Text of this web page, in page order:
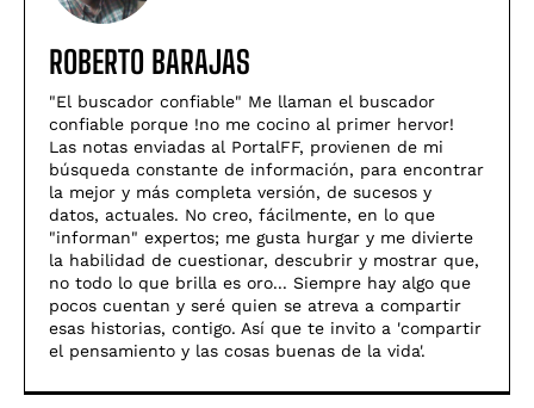
ROBERTO BARAJAS
"El buscador confiable" Me llaman el buscador
confiable porque !no me cocino al primer hervor!
Las notas enviadas al PortalFF, provienen de mi
búsqueda constante de información, para encontrar
la mejor y más completa versión, de sucesos y
datos, actuales. No creo, fácilmente, en lo que
"informan" expertos; me gusta hurgar y me divierte
la habilidad de cuestionar, descubrir y mostrar que,
no todo lo que brilla es oro... Siempre hay algo que
pocos cuentan y seré quien se atreva a compartir
esas historias, contigo. Así­ que te invito a 'compartir
el pensamiento y las cosas buenas de la vida'.